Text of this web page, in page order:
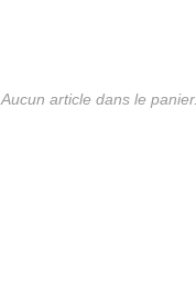
Aucun article dans le panier.